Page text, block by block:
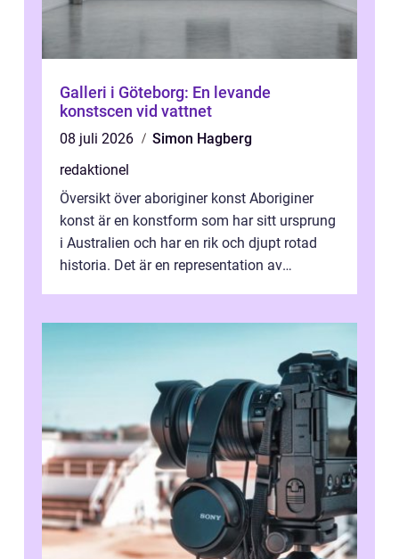
Galleri i Göteborg: En levande
konstscen vid vattnet
08 juli 2026
Simon Hagberg
redaktionel
Översikt över aboriginer konst Aboriginer
konst är en konstform som har sitt ursprung
i Australien och har en rik och djupt rotad
historia. Det är en representation av